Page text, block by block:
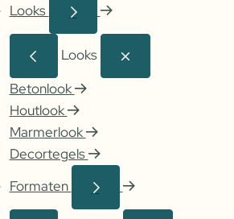
Looks
Looks
Betonlook
Houtlook
Marmerlook
Decortegels
Formaten